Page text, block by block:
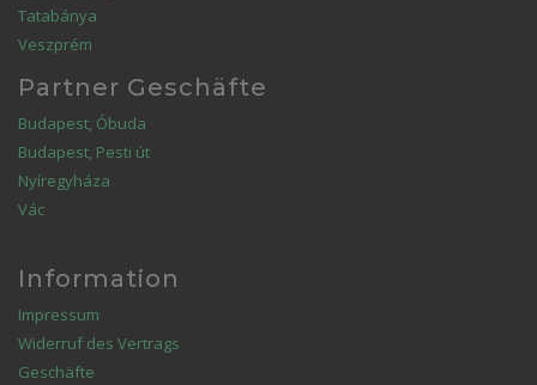
Tatabánya
Veszprém
Partner Geschäfte
Budapest, Óbuda
Budapest, Pesti út
Nyíregyháza
Vác
Information
Impressum
Widerruf des Vertrags
Geschäfte